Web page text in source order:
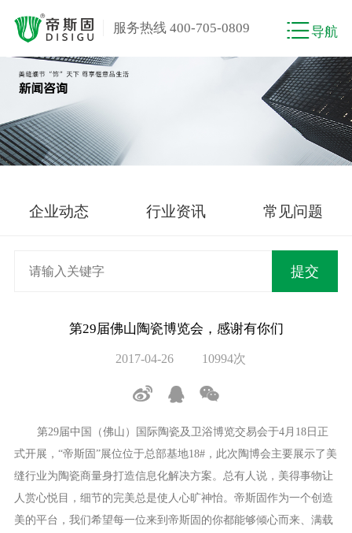
服务热线 400-705-0809 导航
企业动态 行业资讯 常见问题
第29届佛山陶瓷博览会，感谢有你们
2017-04-26 10994次
第29届中国（佛山）国际陶瓷及卫浴博览交易会于4月18日正
式开展，“帝斯固”展位位于总部基地18#，此次陶博会主要展示了美
缝行业为陶瓷商量身打造信息化解决方案。总有人说，美得事物让
人赏心悦目，细节的完美总是使人心旷神怡。帝斯固作为一个创造
美的平台，我们希望每一位来到帝斯固的你都能够倾心而来、满载